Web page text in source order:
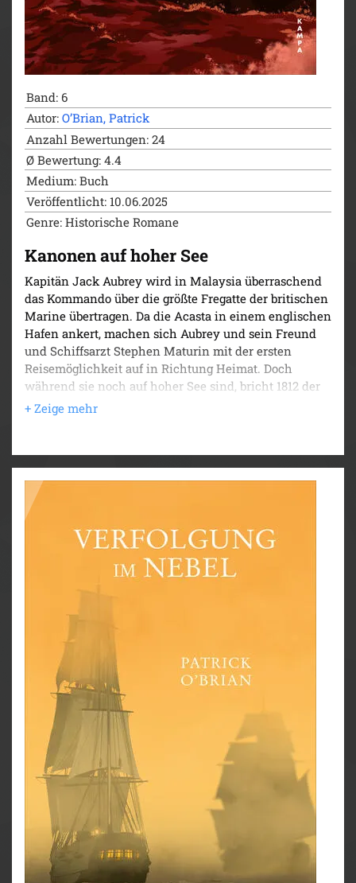
Band: 6
Autor: O’Brian, Patrick
Anzahl Bewertungen: 24
Ø Bewertung: 4.4
Medium: Buch
Veröffentlicht: 10.06.2025
Genre: Historische Romane
Kanonen auf hoher See
Kapitän Jack Aubrey wird in Malaysia überraschend
das Kommando über die größte Fregatte der britischen
Marine übertragen. Da die Acasta in einem englischen
Hafen ankert, machen sich Aubrey und sein Freund
und Schiffsarzt Stephen Maturin mit der ersten
Reisemöglichkeit auf in Richtung Heimat. Doch
während sie noch auf hoher See sind, bricht 1812 der
Zweite Unabhängigkeitskrieg zwischen England und
Amerika aus und macht die ohnehin nicht
Irrfahrt. Das Schicksal scheint es wirklich nicht gut
mit Aubreys Depeschenboot zu meinen: Als die La
Flèche eines Nachts in Brand gerät, kann sich die
Besatzung in einem Beiboot in Sicherheit bringen und
wird vor der brasilianischen Küste von einem
amerikanischen Schiff aufgegriffen und als
Kriegsgefangene nach Boston gebracht. Doch auch
wenn die Zeiten düster sind, streicht ein echter